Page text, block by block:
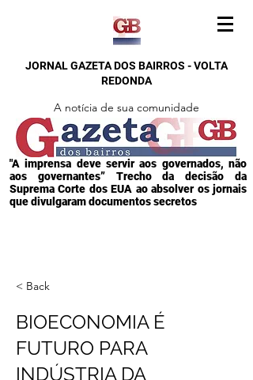
JORNAL GAZETA DOS BAIRROS - VOLTA
REDONDA
A notícia de sua comunidade
"A imprensa deve servir aos governados, não
aos governantes” Trecho da decisão da
Suprema Corte dos EUA ao absolver os jornais
que divulgaram documentos secretos
< Back
BIOECONOMIA É
FUTURO PARA
INDÚSTRIA DA